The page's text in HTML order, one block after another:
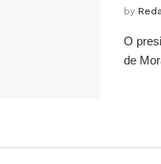
by
O
de